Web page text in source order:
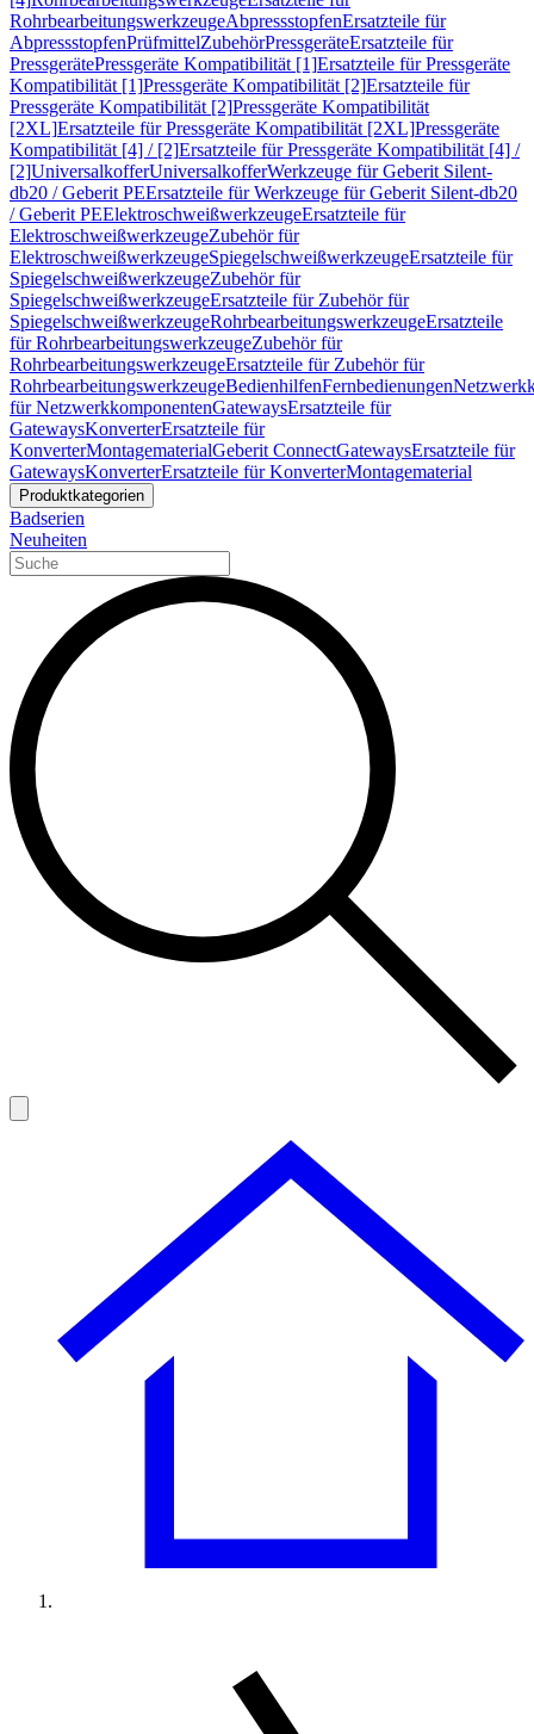
RohrbearbeitungswerkzeugeAbpressstopfenErsatzteile für
AbpressstopfenPrüfmittelZubehörPressgeräteErsatzteile für
PressgerätePressgeräte Kompatibilität [1]Ersatzteile für Pressgeräte
Kompatibilität [1]Pressgeräte Kompatibilität [2]Ersatzteile für
Pressgeräte Kompatibilität [2]Pressgeräte Kompatibilität
[2XL]Ersatzteile für Pressgeräte Kompatibilität [2XL]Pressgeräte
Kompatibilität [4] / [2]Ersatzteile für Pressgeräte Kompatibilität [4] /
[2]UniversalkofferUniversalkofferWerkzeuge für Geberit Silent-
db20 / Geberit PEErsatzteile für Werkzeuge für Geberit Silent-db20
/ Geberit PEElektroschweißwerkzeugeErsatzteile für
ElektroschweißwerkzeugeZubehör für
ElektroschweißwerkzeugeSpiegelschweißwerkzeugeErsatzteile für
SpiegelschweißwerkzeugeZubehör für
SpiegelschweißwerkzeugeErsatzteile für Zubehör für
SpiegelschweißwerkzeugeRohrbearbeitungswerkzeugeErsatzteile
für RohrbearbeitungswerkzeugeZubehör für
RohrbearbeitungswerkzeugeErsatzteile für Zubehör für
RohrbearbeitungswerkzeugeBedienhilfenFernbedienungen
für NetzwerkkomponentenGatewaysErsatzteile für
GatewaysKonverterErsatzteile für
KonverterMontagematerialGeberit ConnectGatewaysErsatzteile für
GatewaysKonverterErsatzteile für KonverterMontagematerial
Produktkategorien
Badserien
Neuheiten